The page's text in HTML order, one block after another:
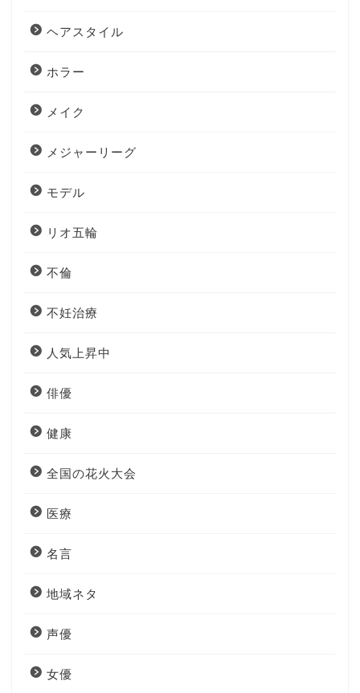
ヘアスタイル
ホラー
メイク
メジャーリーグ
モデル
リオ五輪
不倫
不妊治療
人気上昇中
俳優
健康
全国の花火大会
医療
名言
地域ネタ
声優
女優